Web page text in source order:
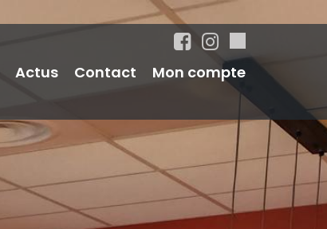
Actus Contact Mon compte